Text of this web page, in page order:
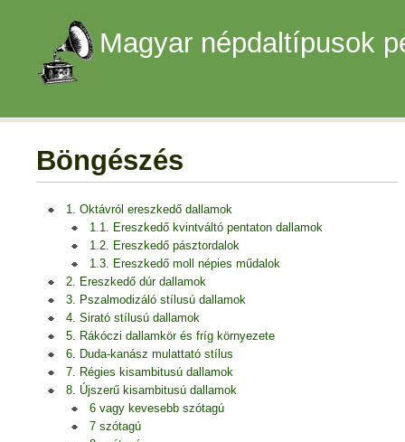
Magyar népdaltípusok
Böngészés
1. Oktávról ereszkedő dallamok
1.1. Ereszkedő kvintváltó pentaton dallamok
1.2. Ereszkedő pásztordalok
1.3. Ereszkedő moll népies műdalok
2. Ereszkedő dúr dallamok
3. Pszalmodizáló stílusú dallamok
4. Sirató stílusú dallamok
5. Rákóczi dallamkör és fríg környezete
6. Duda-kanász mulattató stílus
7. Régies kisambitusú dallamok
8. Újszerű kisambitusú dallamok
6 vagy kevesebb szótagú
7 szótagú